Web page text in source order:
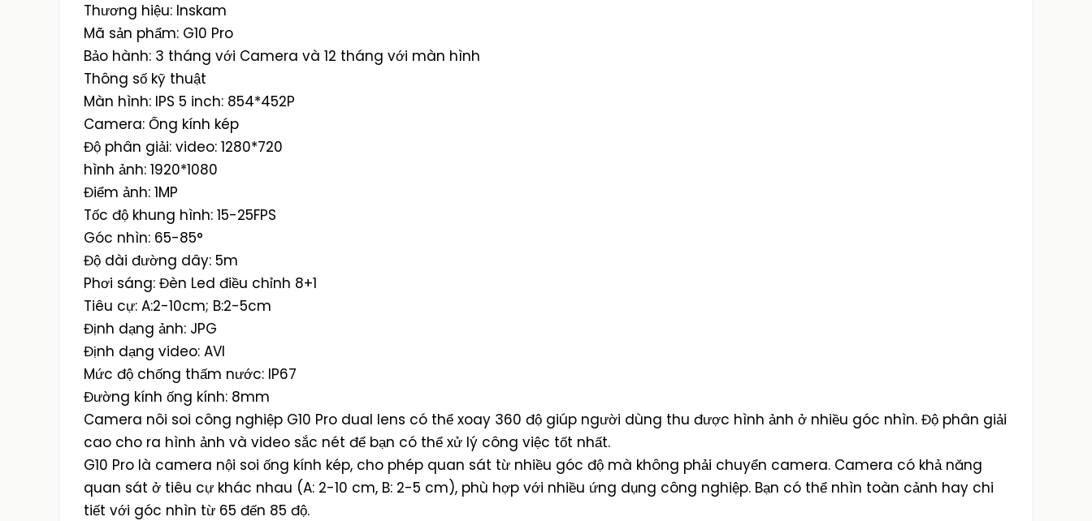
Thương hiệu: Inskam
Mã sản phẩm: G10 Pro
Bảo hành: 3 tháng với Camera và 12 tháng với màn hình
Thông số kỹ thuật
Màn hình: IPS 5 inch: 854*452P
Camera: Ống kính kép
Độ phân giải: video: 1280*720
hình ảnh: 1920*1080
Điểm ảnh: 1MP
Tốc độ khung hình: 15-25FPS
Góc nhìn: 65-85°
Độ dài đường dây: 5m
Phơi sáng: Đèn Led điều chỉnh 8+1
Tiêu cự: A:2-10cm; B:2-5cm
Định dạng ảnh: JPG
Định dạng video: AVI
Mức độ chống thấm nước: IP67
Đường kính ống kính: 8mm
Camera nôi soi công nghiệp G10 Pro dual lens có thể xoay 360 độ giúp người dùng thu được hình ảnh ở nhiều góc nhìn. Độ phân giải
cao cho ra hình ảnh và video sắc nét để bạn có thể xử lý công việc tốt nhất.
G10 Pro là camera nội soi ống kính kép, cho phép quan sát từ nhiều góc độ mà không phải chuyển camera. Camera có khả năng
quan sát ở tiêu cự khác nhau (A: 2-10 cm, B: 2-5 cm), phù hợp với nhiều ứng dụng công nghiệp. Bạn có thể nhìn toàn cảnh hay chi
tiết với góc nhìn từ 65 đến 85 độ.